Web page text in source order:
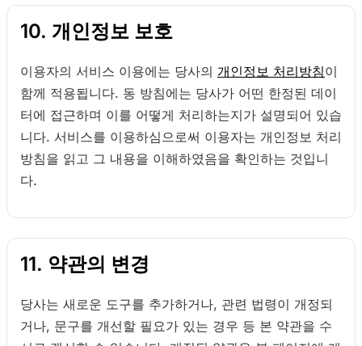
10. 개인정보 보호
이용자의 서비스 이용에는 당사의 개인정보 처리방침이
함께 적용됩니다. 동 방침에는 당사가 어떤 한정된 데이
터에 접근하며 이를 어떻게 처리하는지가 설명되어 있습
니다. 서비스를 이용하심으로써 이용자는 개인정보 처리
방침을 읽고 그 내용을 이해하였음을 확인하는 것입니
다.
11. 약관의 변경
당사는 새로운 도구를 추가하거나, 관련 법령이 개정되
거나, 문구를 개선할 필요가 있는 경우 등 본 약관을 수